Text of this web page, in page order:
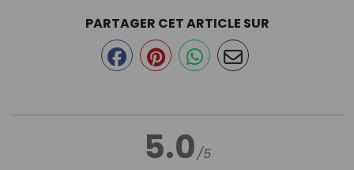
5.0/5
PARTAGER CET ARTICLE SUR